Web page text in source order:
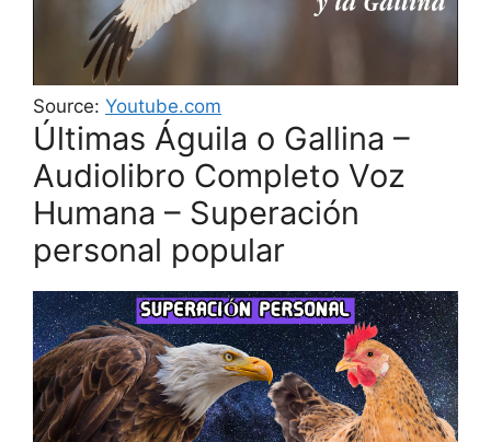
Source: Youtube.com
Últimas Águila o Gallina –
Audiolibro Completo Voz
Humana – Superación
personal popular